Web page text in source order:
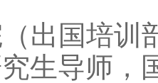
出国培训
生导师，